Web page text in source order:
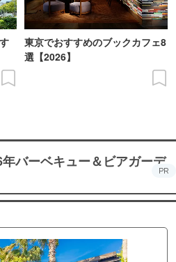
東京でおすすめのブックカフェ8
選【2026】
バーベキュー＆ビアガーデ
PR